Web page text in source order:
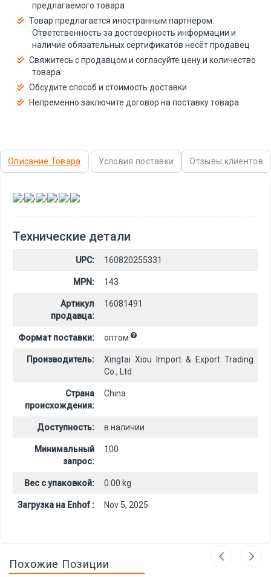
предлагаемого товара
Товар предлагается иностранным партнёром.
Ответственность за достоверность информации и
наличие обязательных сертификатов несёт продавец
Свяжитесь с продавцом и согласуйте цену и количество
товара
Обсудите способ и стоимость доставки
Непременно заключите договор на поставку товара
Описание Товара Условия поставки Отзывы клиентов
, , , , ,
Технические детали
UPC: 160820255331
MPN: 143
Артикул
продавца:
16081491
Формат поставки: оптом
Производитель:
Xingtai Xiou Import & Export Trading
Co., Ltd
Страна
происхождения:
China
Доступность: в наличии
Минимальный
запрос:
100
Вес с упаковкой: 0.00 kg
Загрузка на Enhof : Nov 5, 2025
Похожие Позиции